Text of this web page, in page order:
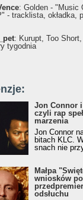
: Golden - "Music
- tracklista, okładka,
: Kurupt, Too
tygodnia
Jon Connor
czyli rap
marzenia
Jon Connor
bitach KLC.
snach nie
Małpa
wniosków po
odsłuchu